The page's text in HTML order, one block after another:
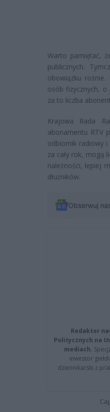
Warto pamiętać,
publicznych.
obowiązku rośnie.
osób fizycznych, o
za to liczba
Krajowa Rada
abonamentu RTV
odbiornik radiowy i
za cały rok, mogą
należności, lepiej
dłużników.
Obserwuj
Redaktor
Politycznych na
mediach.
inwestor
dziennikarski z